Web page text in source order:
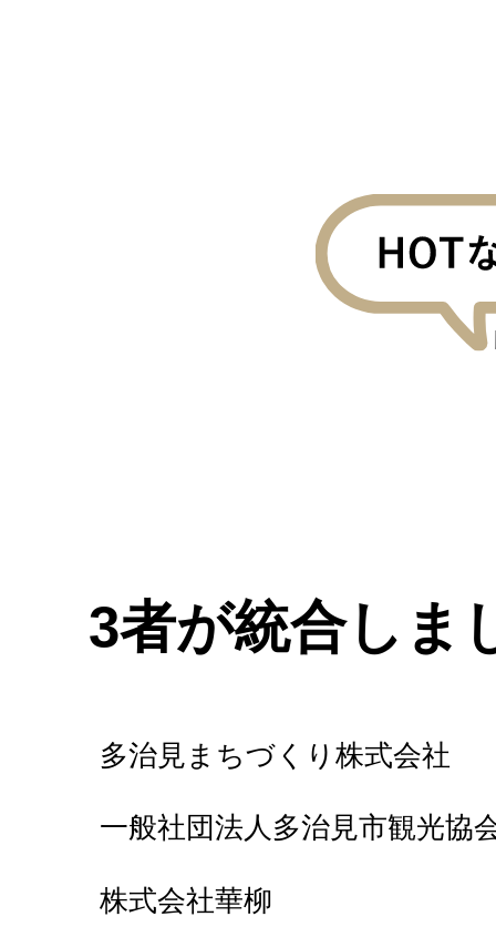
3者が統合しま
多治見まちづくり株式会社
一般社団法人多治見市観光協
株式会社華柳